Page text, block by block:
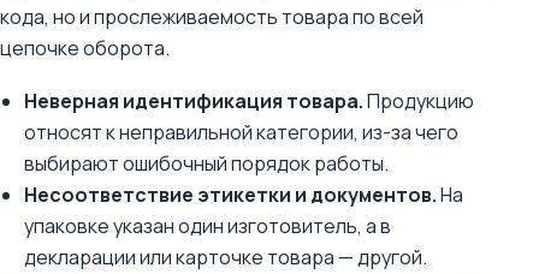
кода, но и прослеживаемость товара по всей
цепочке оборота.
Неверная идентификация товара.Продукцию
относят к неправильной категории, из-за чего
выбирают ошибочный порядок работы.
Несоответствие этикетки и документов.На
упаковке указан один изготовитель, а в
декларации или карточке товара — другой.